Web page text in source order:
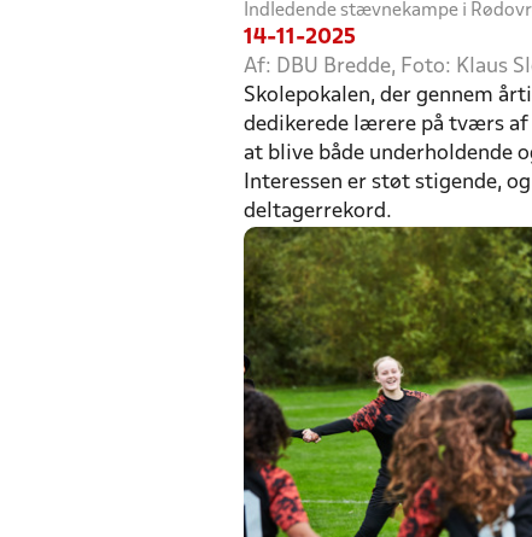
Indledende stævnekampe i
14-11-2025
Af: DBU Bredde, Foto: Klaus
Skolepokalen, der gennem
dedikerede lærere på tværs af
at blive både underholdende
Interessen er støt stigende,
deltagerrekord.